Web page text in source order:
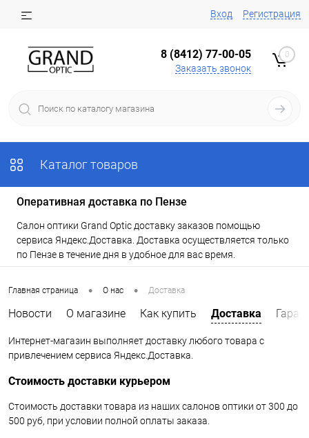
Вход Регистрация
8 (8412) 77-00-05
Заказать звонок
0
Каталог товаров
Оперативная доставка по Пензе
Салон оптики Grand Optic доставку заказов помощью
сервиса Яндекс.Доставка. Доставка осуществляется только
по Пензе в течение дня в удобное для вас время.
Главная страница • О нас • Доставка
Новости О магазине Как купить Доставка
Интернет-магазин выполняет доставку любого товара с
привлечением сервиса Яндекс.Доставка.
Стоимость доставки курьером
Стоимость доставки товара из наших салонов оптики от 300 до
500 руб, при условии полной оплаты заказа.